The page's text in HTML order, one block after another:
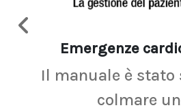
Emergenze
Il manuale è
colmare